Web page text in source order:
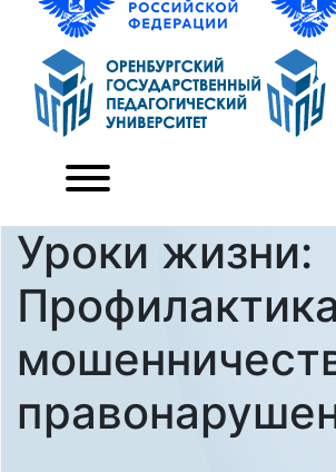
Уроки жизни:
Профилактика